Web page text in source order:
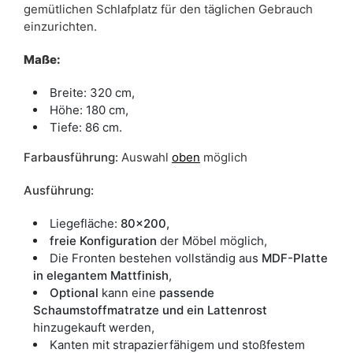
gemütlichen Schlafplatz für den täglichen Gebrauch
einzurichten.
Maße:
Breite: 320 cm,
Höhe: 180 cm,
Tiefe: 86 cm.
Farbausführung: Auswahl oben möglich
Ausführung:
Liegefläche: 80x200,
freie Konfiguration der Möbel möglich,
Die Fronten bestehen vollständig aus MDF-Platte
in elegantem Mattfinish,
Optional kann eine passende
Schaumstoffmatratze und ein Lattenrost
hinzugekauft werden,
Kanten mit strapazierfähigem und stoßfestem